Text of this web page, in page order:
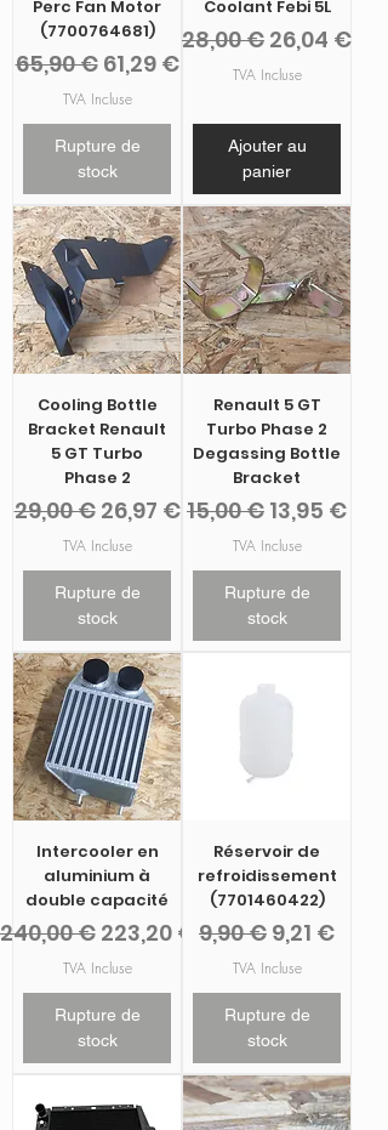
Perc Fan Motor
(7700764681)
Prix original
65,90 € Prix promotionnel
61,29 €
TVA Incluse
Rupture de
stock
Coolant Febi 5L
Prix original
28,00 € Prix
26,04 €
TVA Incluse
Ajouter au
panier
Cooling Bottle
Bracket Renault
5 GT Turbo
Phase 2
Prix original
29,00 € Prix promotionnel
26,97 €
TVA Incluse
Rupture de
stock
Renault 5 GT
Turbo Phase 2
Degassing Bottle
Bracket
Prix original
15,00 € Prix
13,95 €
TVA Incluse
Rupture de
stock
Intercooler en
aluminium à
double capacité
original
240,00 € Prix promotionnel
223,20 €
TVA Incluse
Rupture de
stock
Réservoir de
refroidissement
(7701460422)
Prix original
9,90 € Prix
9,21 €
TVA Incluse
Rupture de
stock